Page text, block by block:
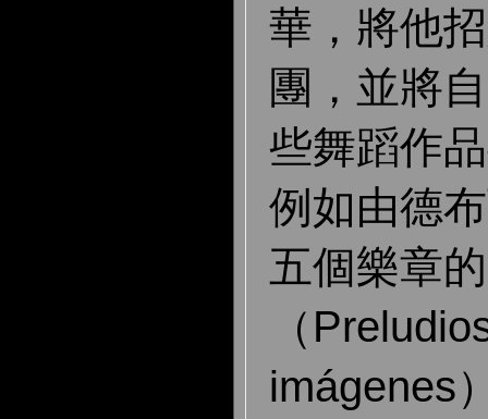
華，將他
團，並將
些舞蹈作
例如由德
五個樂章
（
imágenes